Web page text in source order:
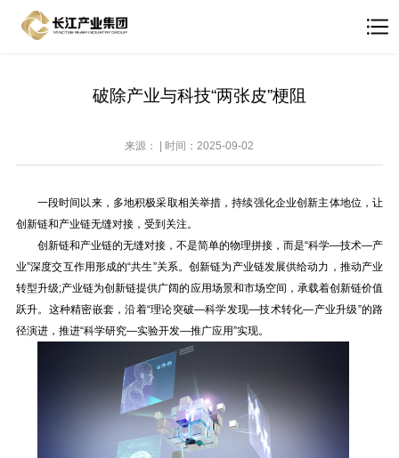
破除产业与科技“两张皮”梗阻
来源： | 时间：2025-09-02
一段时间以来，多地积极采取相关举措，持续强化企业创新主体地位，让
创新链和产业链无缝对接，受到关注。
创新链和产业链的无缝对接，不是简单的物理拼接，而是“科学—技术—产
业”深度交互作用形成的“共生”关系。创新链为产业链发展供给动力，推动产业
转型升级;产业链为创新链提供广阔的应用场景和市场空间，承载着创新链价值
跃升。这种精密嵌套，沿着“理论突破—科学发现—技术转化—产业升级”的路
径演进，推进“科学研究—实验开发—推广应用”实现。